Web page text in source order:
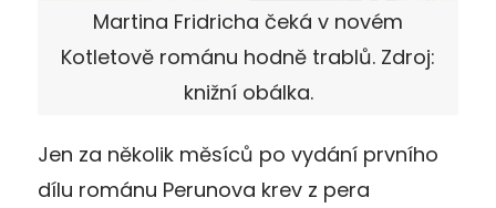
Martina Fridricha čeká v novém
Kotletově románu hodně trablů. Zdroj:
knižní obálka.
Jen za několik měsíců po vydání prvního
dílu románu Perunova krev z pera